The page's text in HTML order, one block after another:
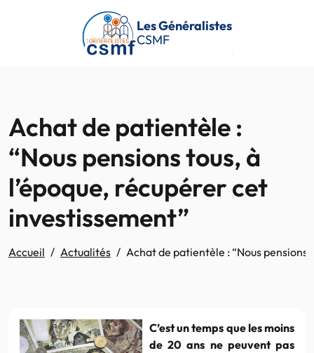
Passer au contenu principal
Les Généralistes
CSMF
Achat de patientèle :
“Nous pensions tous, à
l’époque, récupérer cet
investissement”
Accueil Actualités Achat de patientèle : “Nous pensions
C’est un temps que les moins
de 20 ans ne peuvent pas